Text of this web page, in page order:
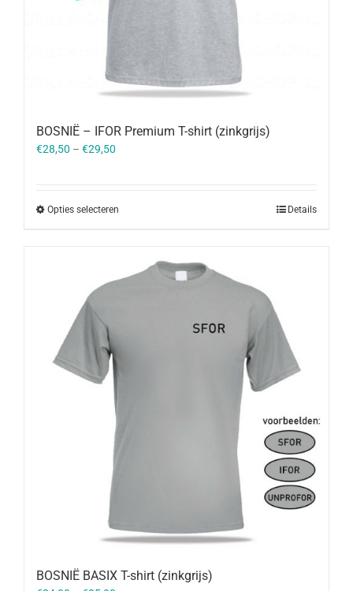
BOSNIË – IFOR Premium T-shirt (zinkgrijs)
€28,50 – €29,50
Opties selecteren Details
BOSNIË BASIX T-shirt (zinkgrijs)